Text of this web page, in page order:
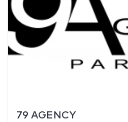
79 AGENCY